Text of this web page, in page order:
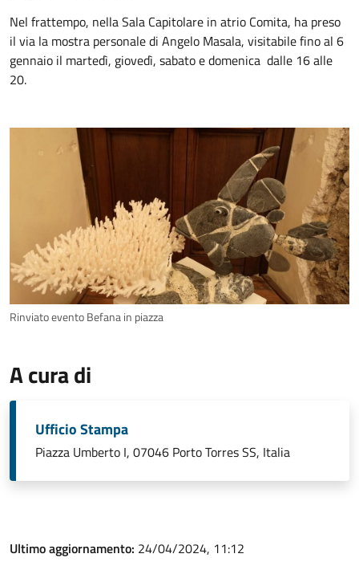
Nel frattempo, nella Sala Capitolare in atrio Comita, ha preso
il via la mostra personale di Angelo Masala, visitabile fino al 6
gennaio il martedì, giovedì, sabato e domenica dalle 16 alle
20.
Rinviato evento Befana in piazza
A cura di
Ufficio Stampa
Piazza Umberto I, 07046 Porto Torres SS, Italia
Ultimo aggiornamento: 24/04/2024, 11:12